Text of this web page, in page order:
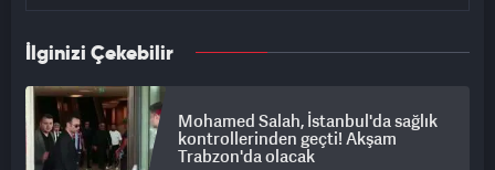
İlginizi Çekebilir
Mohamed Salah, İstanbul'da sağlık
kontrollerinden geçti! Akşam
Trabzon'da olacak